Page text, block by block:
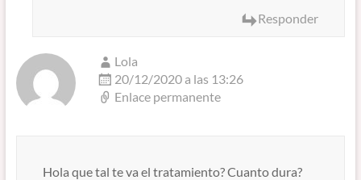
Responder
Lola
20/12/2020 a las 13:26
Enlace permanente
Hola que tal te va el tratamiento? Cuanto dura?